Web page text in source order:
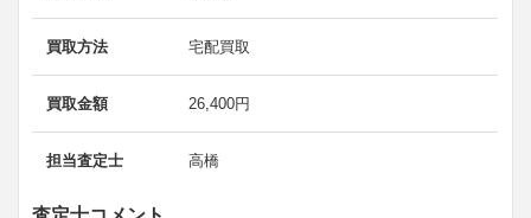
買取方法 宅配買取
買取金額 26,400円
担当査定士 高橋